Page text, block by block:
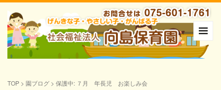
TOP > 園ブログ > 保護中: ７月 年長児 お楽しみ会